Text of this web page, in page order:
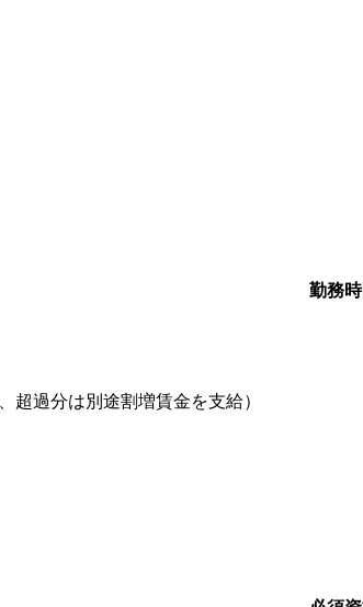
超過分は別途割増賃金を支給）
勤務